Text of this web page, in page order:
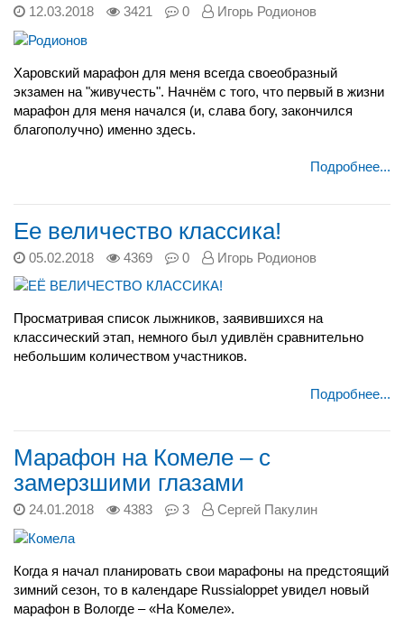
12.03.2018 3421 0 Игорь Родионов
Харовский марафон для меня всегда своеобразный
экзамен на "живучесть". Начнём с того, что первый в жизни
марафон для меня начался (и, слава богу, закончился
благополучно) именно здесь.
Подробнее...
Ее величество классика!
05.02.2018 4369 0 Игорь Родионов
Просматривая список лыжников, заявившихся на
классический этап, немного был удивлён сравнительно
небольшим количеством участников.
Подробнее...
Марафон на Комеле – с
замерзшими глазами
24.01.2018 4383 3 Сергей Пакулин
Когда я начал планировать свои марафоны на предстоящий
зимний сезон, то в календаре Russialoppet увидел новый
марафон в Вологде – «На Комеле».